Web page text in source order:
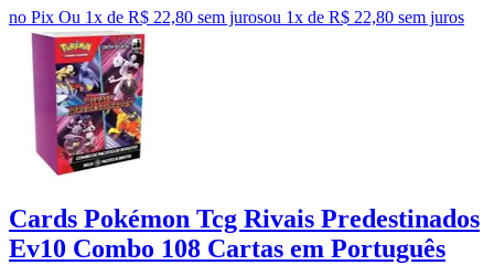
no Pix Ou 1x de R$ 22,80 sem jurosou 1x de R$ 22,80 sem juros
Cards Pokémon Tcg Rivais Predestinados
Ev10 Combo 108 Cartas em Português